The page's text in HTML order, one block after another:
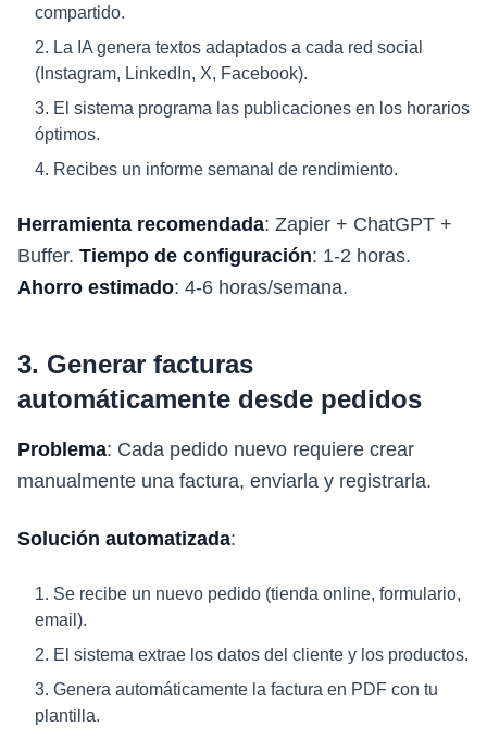
compartido.
La IA genera textos adaptados a cada red social
(Instagram, LinkedIn, X, Facebook).
El sistema programa las publicaciones en los horarios
óptimos.
Recibes un informe semanal de rendimiento.
Herramienta recomendada: Zapier + ChatGPT +
Buffer. Tiempo de configuración: 1-2 horas.
Ahorro estimado: 4-6 horas/semana.
3. Generar facturas
automáticamente desde pedidos
Problema: Cada pedido nuevo requiere crear
manualmente una factura, enviarla y registrarla.
Solución automatizada:
Se recibe un nuevo pedido (tienda online, formulario,
email).
El sistema extrae los datos del cliente y los productos.
Genera automáticamente la factura en PDF con tu
plantilla.